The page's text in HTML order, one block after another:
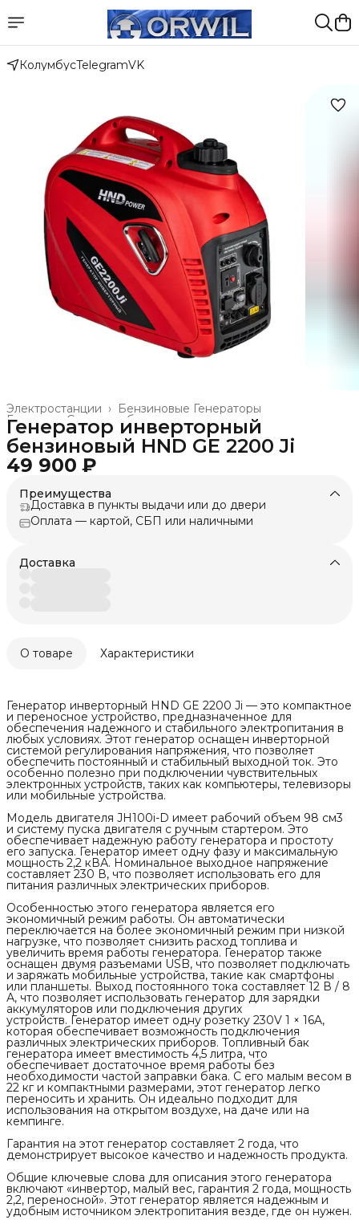
КолумбусTelegramVK
Бензиновые Генераторы
Электростанции ›
Силовое оборудование и техника
Главная ›
Генератор инверторный
бензиновый HND GE 2200 Ji
49 900 ₽
Преимущества
Доставка в пункты выдачи или до двери
Оплата — картой, СБП или наличными
Доставка
О товаре Характеристики
Генератор инверторный HND GE 2200 Ji — это компактное
и переносное устройство, предназначенное для
обеспечения надежного и стабильного электропитания в
любых условиях. Этот генератор оснащен инверторной
системой регулирования напряжения, что позволяет
обеспечить постоянный и стабильный выходной ток. Это
особенно полезно при подключении чувствительных
электронных устройств, таких как компьютеры, телевизоры
или мобильные устройства.
Модель двигателя JH100i-D имеет рабочий объем 98 см3
и систему пуска двигателя с ручным стартером. Это
обеспечивает надежную работу генератора и простоту
его запуска. Генератор имеет одну фазу и максимальную
мощность 2,2 кВА. Номинальное выходное напряжение
составляет 230 В, что позволяет использовать его для
питания различных электрических приборов.
Особенностью этого генератора является его
экономичный режим работы. Он автоматически
переключается на более экономичный режим при низкой
нагрузке, что позволяет снизить расход топлива и
увеличить время работы генератора. Генератор также
оснащен двумя разъемами USB, что позволяет подключать
и заряжать мобильные устройства, такие как смартфоны
или планшеты. Выход постоянного тока составляет 12 В / 8
А, что позволяет использовать генератор для зарядки
аккумуляторов или подключения других
устройств. Генератор имеет одну розетку 230V 1 × 16A,
которая обеспечивает возможность подключения
различных электрических приборов. Топливный бак
генератора имеет вместимость 4,5 литра, что
обеспечивает достаточное время работы без
необходимости частой заправки бака. С его малым весом в
22 кг и компактными размерами, этот генератор легко
переносить и хранить. Он идеально подходит для
использования на открытом воздухе, на даче или на
кемпинге.
Гарантия на этот генератор составляет 2 года, что
демонстрирует высокое качество и надежность продукта.
Общие ключевые слова для описания этого генератора
включают «инвертор, малый вес, гарантия 2 года, мощность
2,2, переносной». Этот генератор является надежным и
удобным источником электропитания везде, где он нужен.